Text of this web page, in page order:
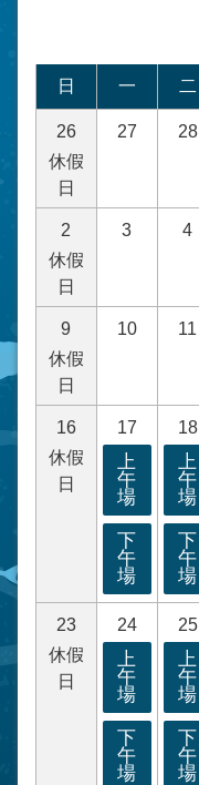
日 一 二
26
休假
日
27 28
2
休假
日
3 4
9
休假
日
10 11
16
休假
日
17
上
午
場
下
午
場
18
上
午
場
下
午
場
23
休假
日
24
上
午
場
下
午
場
25
上
午
場
下
午
場